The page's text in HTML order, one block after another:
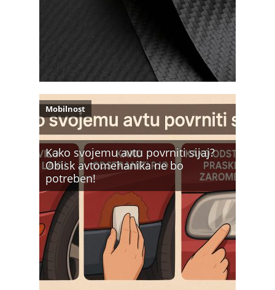
Kako svojemu avtu povrniti sijaj?
Obisk avtomehanika ne bo
potreben!
Mobilnost